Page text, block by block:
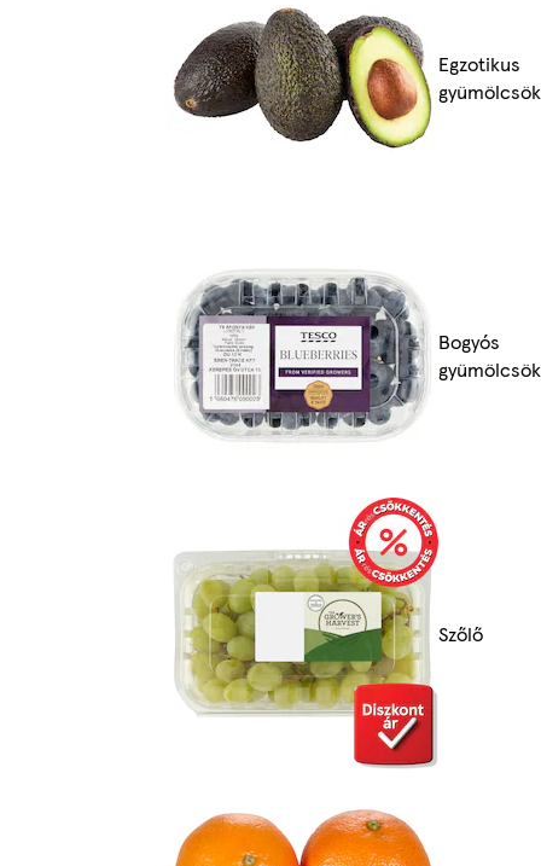
Egzotikus
gyümölcsök
Bogyós
gyümölcsök
Szőlő